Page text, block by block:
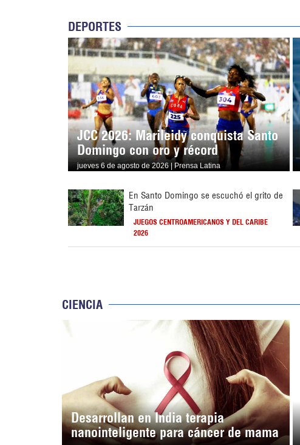
DEPORTES
JCC 2026: Marileidy conquista Santo
Domingo con oro y récord
jueves 6 de agosto de 2026 | Prensa Latina
En Santo Domingo se escuchó el grito de
Tarzán
JUEGOS CENTROAMERICANOS Y DEL CARIBE
2026
CIENCIA
Desarrollan en India terapia
nanointeligente para cáncer de mama